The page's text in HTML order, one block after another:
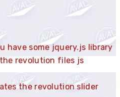
have some jquery.js library
revolution files js
the revolution slider